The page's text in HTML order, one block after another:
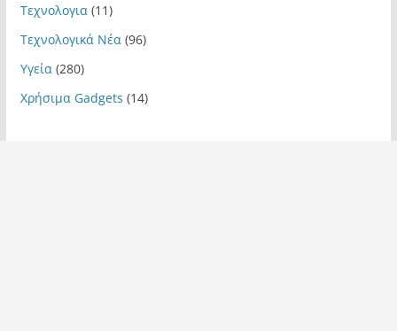
Τεχνολογια (11)
Τεχνολογικά Νέα (96)
Υγεία (280)
Χρήσιμα Gadgets (14)